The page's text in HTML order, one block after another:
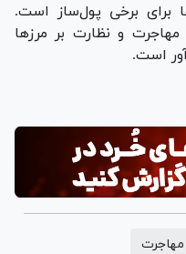
برای برخی پول‌ساز است.
و نظارت بر مرز‌ها
است.
مهاجرت